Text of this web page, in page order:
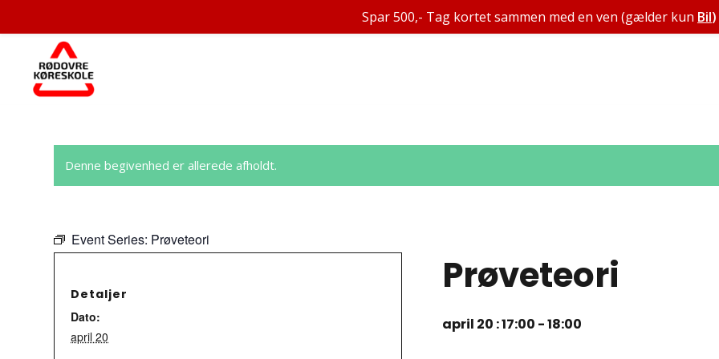
Denne begivenhed er allerede afholdt.
Event Series: Prøveteori
Prøveteori
april 20 : 17:00 -18:00
Detaljer
Dato:
april 20
Spar 500,- Tag kortet sammen med en ven (gælder kun Bil)